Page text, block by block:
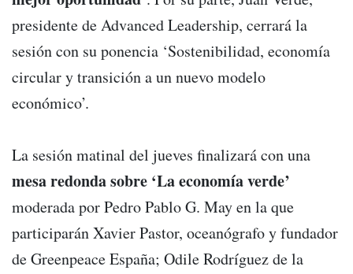
presidente de Advanced Leadership, cerrará la
sesión con su ponencia ‘Sostenibilidad, economía
circular y transición a un nuevo modelo
económico’.
La sesión matinal del jueves finalizará con una
mesa redonda sobre ‘La economía verde’
moderada por Pedro Pablo G. May en la que
participarán Xavier Pastor, oceanógrafo y fundador
de Greenpeace España; Odile Rodríguez de la